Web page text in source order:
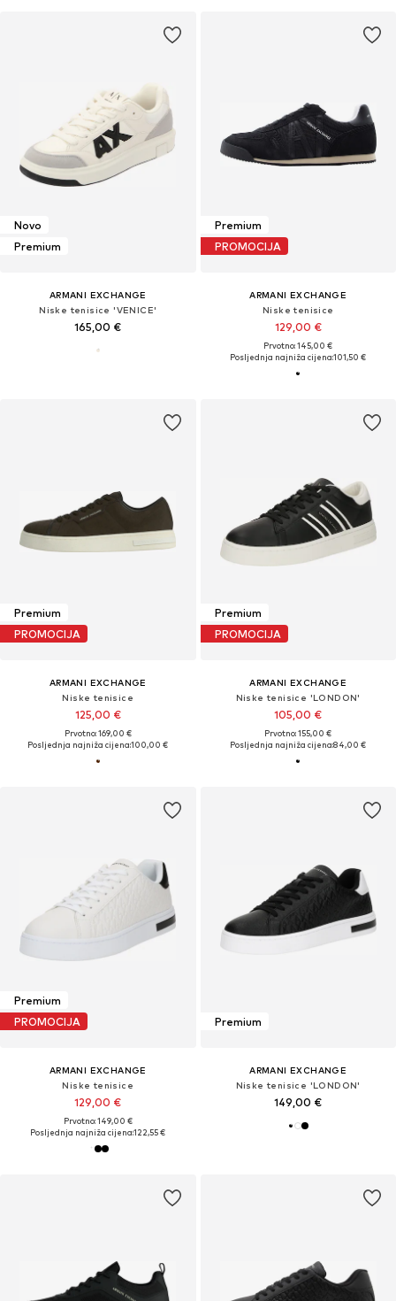
Novo
Premium
ARMANI EXCHANGE
Niske tenisice 'VENICE'
165,00 €
Premium
PROMOCIJA
ARMANI EXCHANGE
Niske tenisice
129,00 €
Prvotno: 145,00 €
Posljednja najniža cijena:101,50 €
Premium
PROMOCIJA
ARMANI EXCHANGE
Niske tenisice
125,00 €
Prvotno: 169,00 €
Posljednja najniža cijena:100,00 €
Premium
PROMOCIJA
ARMANI EXCHANGE
Niske tenisice 'LONDON'
105,00 €
Prvotno: 155,00 €
Posljednja najniža cijena:84,00 €
Premium
PROMOCIJA
ARMANI EXCHANGE
Niske tenisice
129,00 €
Prvotno: 149,00 €
Posljednja najniža cijena:122,55 €
Premium
ARMANI EXCHANGE
Niske tenisice 'LONDON'
149,00 €